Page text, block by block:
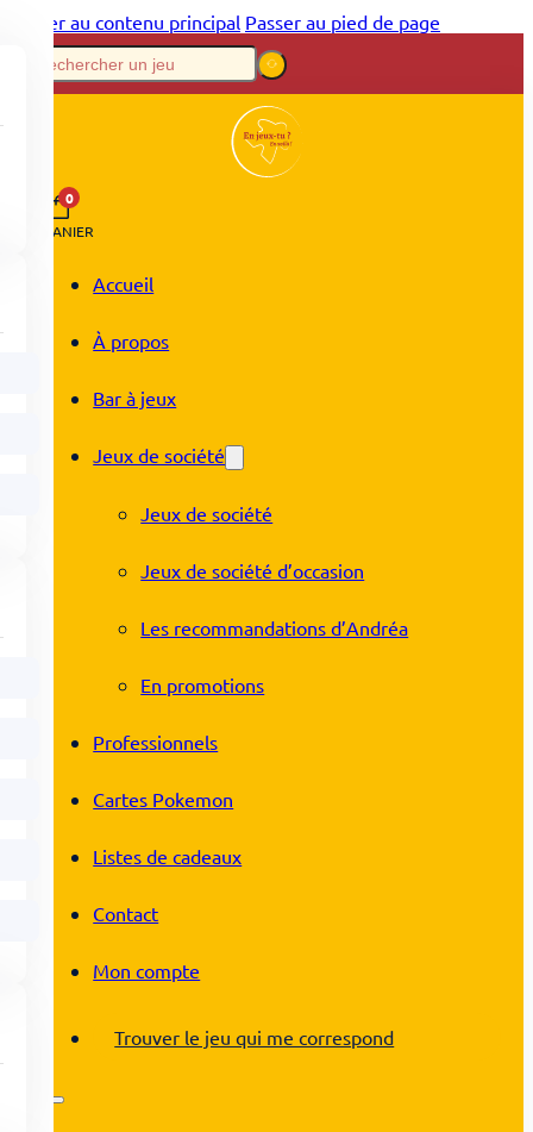
Passer au contenu principal Passer au pied de page
0
PANIER
Accueil
À propos
Bar à jeux
Jeux de société
Jeux de société
Jeux de société d’occasion
Les recommandations d’Andréa
En promotions
Professionnels
Cartes Pokemon
Listes de cadeaux
Contact
Mon compte
Trouver le jeu qui me correspond